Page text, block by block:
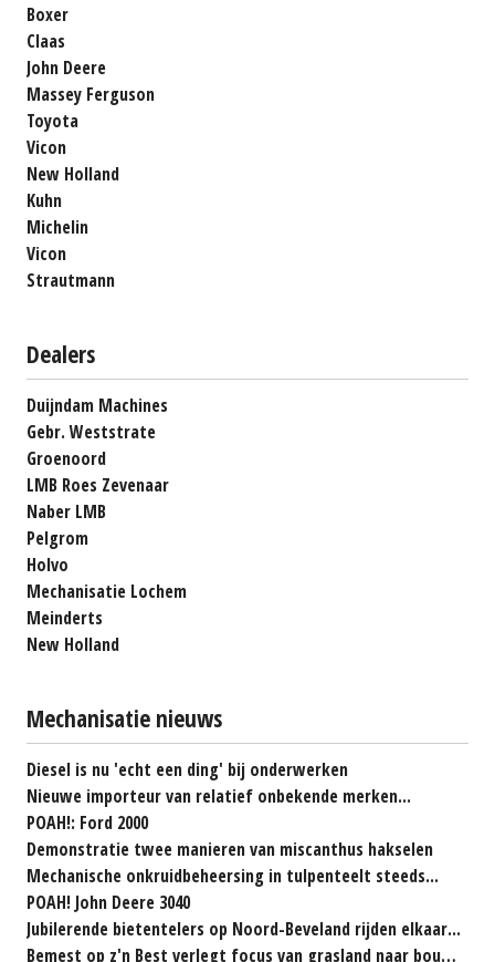
Boxer
Claas
John Deere
Massey Ferguson
Toyota
Vicon
New Holland
Kuhn
Michelin
Vicon
Strautmann
Dealers
Duijndam Machines
Gebr. Weststrate
Groenoord
LMB Roes Zevenaar
Naber LMB
Pelgrom
Holvo
Mechanisatie Lochem
Meinderts
New Holland
Mechanisatie nieuws
Diesel is nu 'echt een ding' bij onderwerken
Nieuwe importeur van relatief onbekende merken...
POAH!: Ford 2000
Demonstratie twee manieren van miscanthus hakselen
Mechanische onkruidbeheersing in tulpenteelt steeds...
POAH! John Deere 3040
Jubilerende bietentelers op Noord-Beveland rijden elkaar...
Bemest op z'n Best verlegt focus van grasland naar bouwland